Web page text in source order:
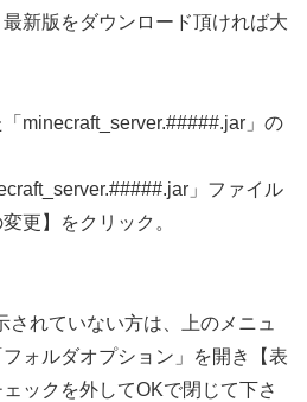
新版をダウンロード頂ければ大
minecraft_server.#####.jar」の
」ファイル
更】をクリック。
れていない方は、上のメニュ
ォルダオプション」を開き【表
ックを外してOKで閉じて下さ